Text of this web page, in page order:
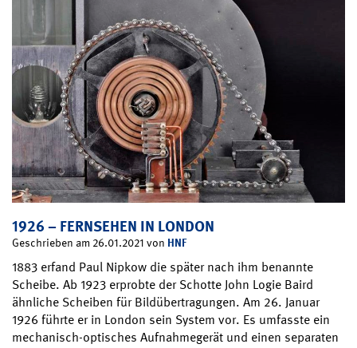
1926 – FERNSEHEN IN LONDON
Geschrieben am 26.01.2021 von HNF
1883 erfand Paul Nipkow die später nach ihm benannte
Scheibe. Ab 1923 erprobte der Schotte John Logie Baird
ähnliche Scheiben für Bildübertragungen. Am 26. Januar
1926 führte er in London sein System vor. Es umfasste ein
mechanisch-optisches Aufnahmegerät und einen separaten